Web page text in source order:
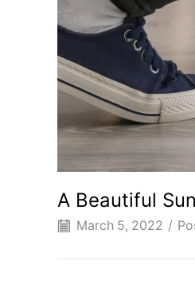
A Beautiful
March 5, 2022 /